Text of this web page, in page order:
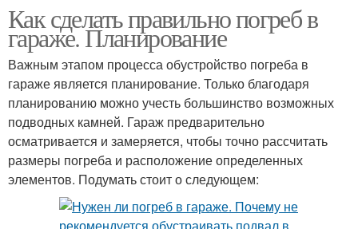
Как сделать правильно погреб в
гараже. Планирование
Важным этапом процесса обустройство погреба в
гараже является планирование. Только благодаря
планированию можно учесть большинство возможных
подводных камней. Гараж предварительно
осматривается и замеряется, чтобы точно рассчитать
размеры погреба и расположение определенных
элементов. Подумать стоит о следующем: